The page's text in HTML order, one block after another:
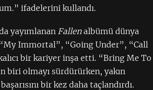
ifadelerini kullandı.
yayımlanan Fallenalbümü dünya
“My Immortal”, “Going Under”, “Call
bir kariyer inşa etti. “Bring Me To
biri olmayı sürdürürken, yakın
bir kez daha taçlandırdı.